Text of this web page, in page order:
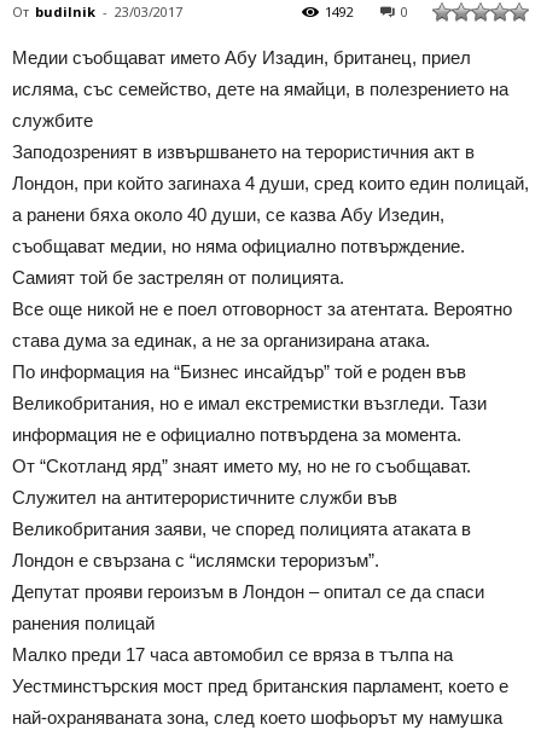
От budilnik - 23/03/2017 0
1492
Медии съобщават името Абу Изадин, британец, приел
исляма, със семейство, дете на ямайци, в полезрението на
службите
Заподозреният в извършването на терористичния акт в
Лондон, при който загинаха 4 души, сред които един полицай,
а ранени бяха около 40 души, се казва Абу Изедин,
съобщават медии, но няма официално потвърждение.
Самият той бе застрелян от полицията.
Все още никой не е поел отговорност за атентата. Вероятно
става дума за единак, а не за организирана атака.
По информация на “Бизнес инсайдър” той е роден във
Великобритания, но е имал екстремистки възгледи. Тази
информация не е официално потвърдена за момента.
От “Скотланд ярд” знаят името му, но не го съобщават.
Служител на антитерористичните служби във
Великобритания заяви, че според полицията атаката в
Лондон е свързана с “ислямски тероризъм”.
Депутат прояви героизъм в Лондон – опитал се да спаси
ранения полицай
Малко преди 17 часа автомобил се вряза в тълпа на
Уестминстърския мост пред британския парламент, което е
най-охраняваната зона, след което шофьорът му намушка